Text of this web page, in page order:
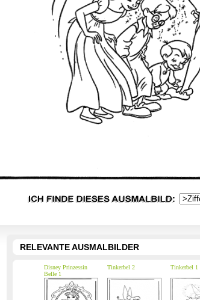
RELEVANTE AUSMALBILDER
Disney Prinzessin
Belle 1
Tinkerbel 2 Tinkerbel 1